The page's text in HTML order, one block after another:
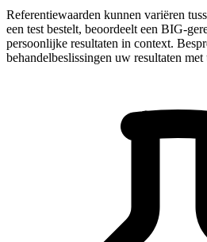
Referentiewaarden kunnen variëren
een test bestelt, beoordeelt een BIG-
persoonlijke resultaten in context.
behandelbeslissingen uw resultaten met